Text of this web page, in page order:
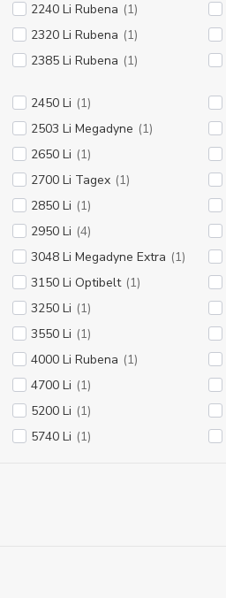
2240 Li Rubena (1)
2320 Li Rubena (1)
2385 Li Rubena (1)
2450 Li (1)
2503 Li Megadyne (1)
2650 Li (1)
2700 Li Tagex (1)
2850 Li (1)
2950 Li (4)
3048 Li Megadyne Extra (1)
3150 Li Optibelt (1)
3250 Li (1)
3550 Li (1)
4000 Li Rubena (1)
4700 Li (1)
5200 Li (1)
5740 Li (1)